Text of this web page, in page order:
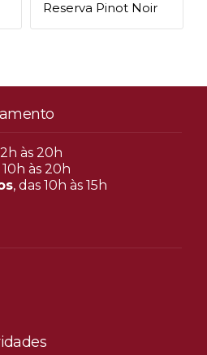
Reserva Pinot Noir
às 20h
10h às 20h
, das 10h às 15h